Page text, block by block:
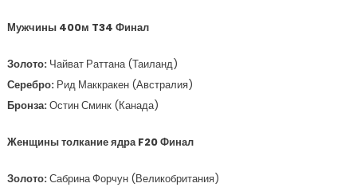
Мужчины 400м T34 Финал
Золото: Чайват Раттана (Таиланд)
Серебро: Рид Маккракен (Австралия)
Бронза:Остин Сминк (Канада)
Женщины толкание ядра F20 Финал
Золото:Сабрина Форчун (Великобритания)